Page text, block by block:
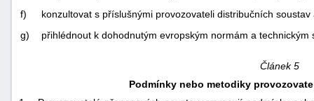
f)
konzultovat s příslušnými provozovateli distribučních
g)
přihlédnout k dohodnutým evropským normám a technickým
Článek 5
Podmínky nebo metodiky